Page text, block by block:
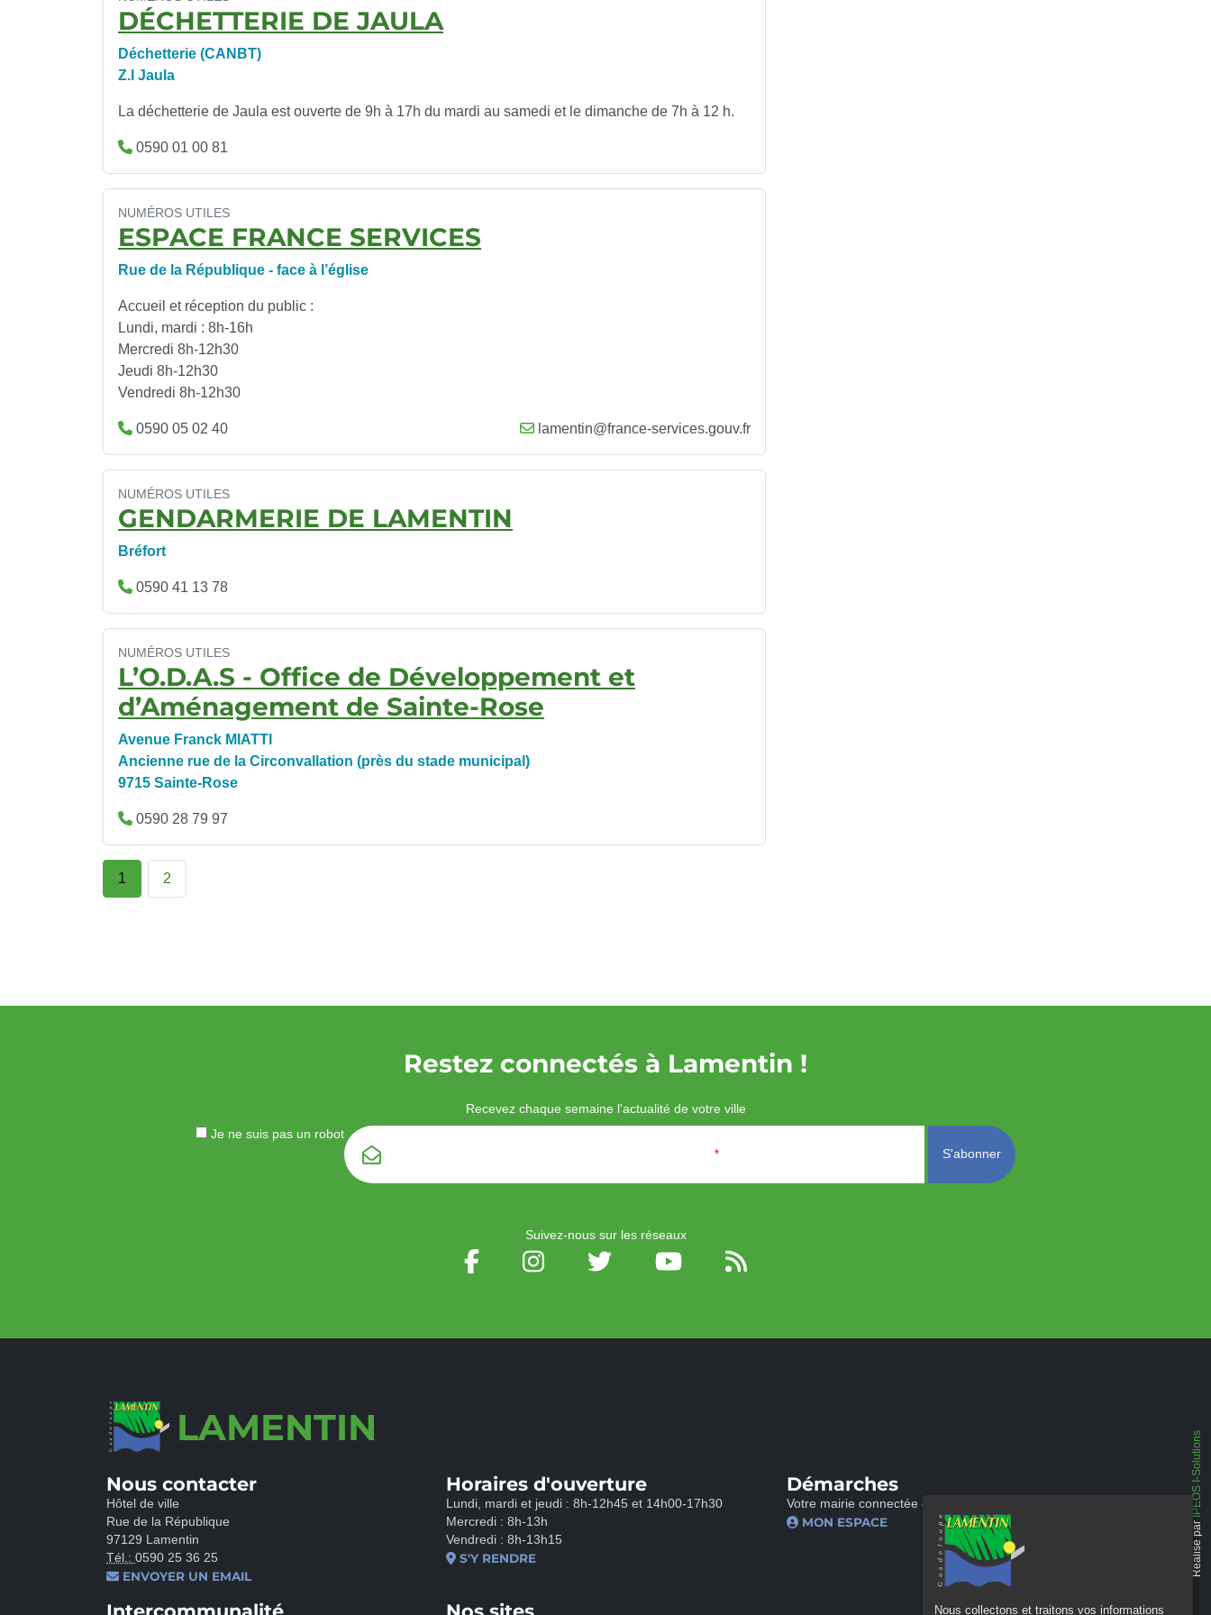
Nous collectons et traitons vos informations
DÉCHETTERIE DE JAULA
Déchetterie (CANBT)
Z.I Jaula
La déchetterie de Jaula est ouverte de 9h à 17h du mardi au samedi et le dimanche de 7h à 12 h.
0590 01 00 81
NUMÉROS UTILES
ESPACE FRANCE SERVICES
Rue de la République - face à l’église
Accueil et réception du public :
Lundi, mardi : 8h-16h
Mercredi 8h-12h30
Jeudi 8h-12h30
Vendredi 8h-12h30
0590 05 02 40 lamentin@france-services.gouv.fr
NUMÉROS UTILES
GENDARMERIE DE LAMENTIN
Bréfort
0590 41 13 78
NUMÉROS UTILES
L’O.D.A.S - Office de Développement et
d’Aménagement de Sainte-Rose
Avenue Franck MIATTI
Ancienne rue de la Circonvallation (près du stade municipal)
9715 Sainte-Rose
0590 28 79 97
1 2
LAMENTIN
Nous contacter
Hôtel de ville
Rue de la République
97129 Lamentin
Tél.: 0590 25 36 25
ENVOYER UN EMAIL
Horaires d'ouverture
Lundi, mardi et jeudi : 8h-12h45 et 14h00-17h30
Mercredi : 8h-13h
Vendredi : 8h-13h15
S'Y RENDRE
Démarches
Votre mairie connectée et disponible 24/24
MON ESPACE
Restez connectés à Lamentin !
Recevez chaque semaine l'actualité de votre ville
Je ne suis pas un robot
*
Suivez-nous sur les réseaux
Réalisé par
IPEOS I-Solutions